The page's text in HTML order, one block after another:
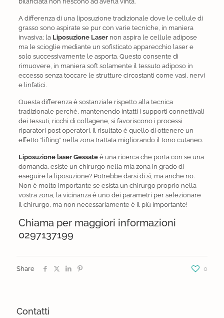
A differenza di una liposuzione tradizionale dove le cellule di
grasso sono aspirate se pur con varie tecniche, in maniera
invasiva; la Liposuzione Lasernon aspira le cellule adipose
ma le scioglie mediante un sofisticato apparecchio laser e
solo successivamente le asporta. Questo consente di
rimuovere, in maniera soft solamente il tessuto adiposo in
eccesso senza toccare le strutture circostanti come vasi, nervi
e linfatici.
Questa differenza è sostanziale rispetto alla tecnica
tradizionale perché, mantenendo intatti i supporti connettivali
dei tessuti, ricchi di collagene, si favoriscono i processi
riparatori post operatori. Il risultato è quello di ottenere un
effetto “lifting” nella zona trattata migliorando il tono cutaneo.
Liposuzione laser Gessate è una ricerca che porta con se una
domanda, esiste un chirurgo nella mia zona in grado di
eseguire la liposuzione? Potrebbe darsi di sì, ma anche no.
Non è molto importante se esista un chirurgo proprio nella
vostra zona, la vicinanza è uno dei parametri per selezionare
il chirurgo, ma non necessariamente è il più importante!
Chiama per maggiori informazioni
0297137199
Share 0
Contatti